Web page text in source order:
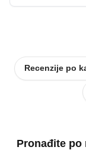
Recenzije po
Pronađite